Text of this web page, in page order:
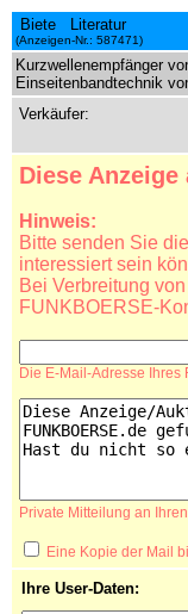
Biete Literatur
(Anzeigen-Nr.: 587471)
Kurzwellenempfänger
Einseitenbandtechnik
Verkäufer:
Diese
Hinweis:
Bitte senden Sie
interessiert sein
Bei Verbreitung
FUNKBOERSE-
Die E-Mail-Adresse Ihres
Private Mitteilung an
Eine Kopie der Mail
Ihre User-Daten: